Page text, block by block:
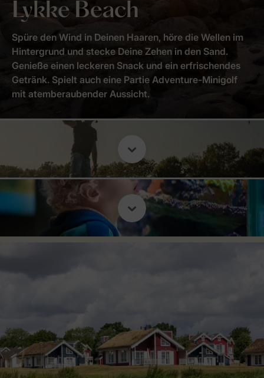
Lykke Beach
Spüre den Wind in Deinen Haaren, höre die Wellen im
Hintergrund und stecke Deine Zehen in den Sand.
Genieße einen leckeren Snack und ein erfrischendes
Getränk. Spielt auch eine Partie Adventure-Minigolf
mit atemberaubender Aussicht.